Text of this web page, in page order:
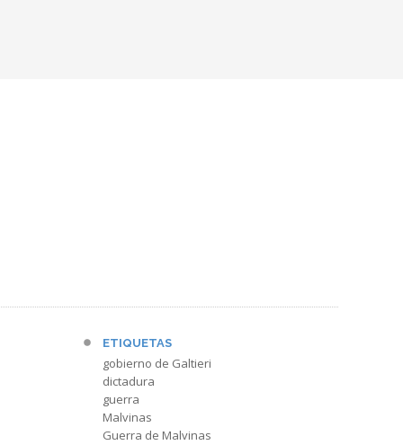
ETIQUETAS
gobierno de Galtieri
dictadura
guerra
Malvinas
Guerra de Malvinas